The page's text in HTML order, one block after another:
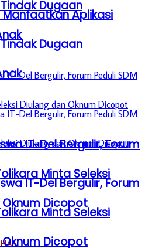
Dugaan
IT-Del Bergulir, Forum
Minta Seleksi
Dicopot
Aplikasi
Dugaan
IT-Del Bergulir, Forum
Minta Seleksi
Dicopot